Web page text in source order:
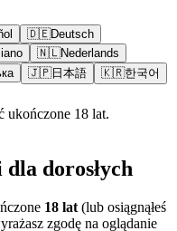
🇩🇪Deutsch
🇳🇱Nederlands
🇯🇵日本語 🇰🇷한국어
ukończone 18 lat.
dorosłych
18 lat (lub osiągnąłeś
zgodę na oglądanie